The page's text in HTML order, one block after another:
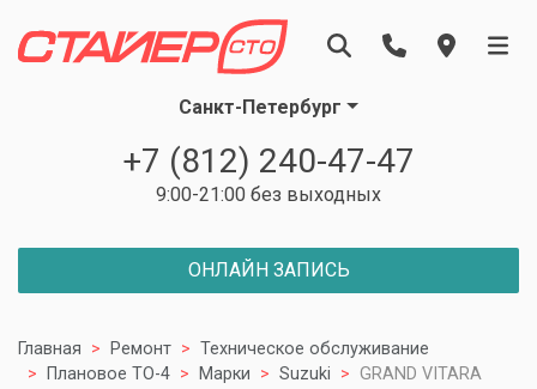
Санкт-Петербург
+7 (812) 240-47-47
9:00-21:00 без выходных
ОНЛАЙН ЗАПИСЬ
Главная Ремонт
Техническое обслуживание
Плановое ТО-4
Марки Suzuki GRAND VITARA